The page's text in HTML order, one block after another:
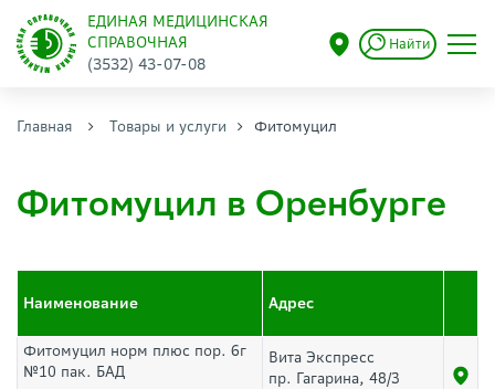
ЕДИНАЯ МЕДИЦИНСКАЯ
СПРАВОЧНАЯ
(3532) 43-07-08
Найти
Главная Товары и услуги Фитомуцил
Фитомуцил в Оренбурге
Наименование Адрес
Фитомуцил норм плюс пор. 6г
№10 пак. БАД
Вита Экспресс
пр. Гагарина, 48/3